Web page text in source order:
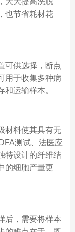
也节省耗材花
可供选择，断点
用于收集多种病
和运输样本。
材料使其具有无
测试、法医应
特设计的纤维结
的细胞产量更
后，需要将样本